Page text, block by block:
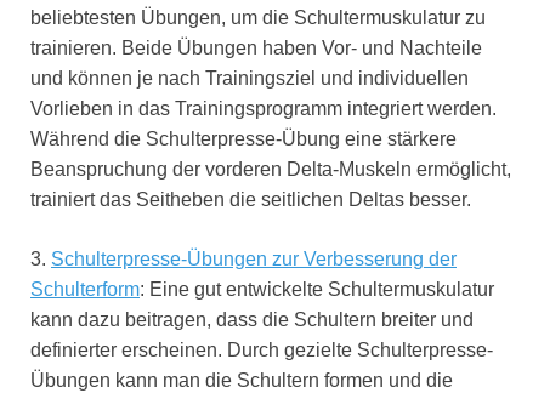
beliebtesten Übungen, um die Schultermuskulatur zu
trainieren. Beide Übungen haben Vor- und Nachteile
und können je nach Trainingsziel und individuellen
Vorlieben in das Trainingsprogramm integriert werden.
Während die Schulterpresse-Übung eine stärkere
Beanspruchung der vorderen Delta-Muskeln ermöglicht,
trainiert das Seitheben die seitlichen Deltas besser.
3. Schulterpresse-Übungen zur Verbesserung der
Schulterform: Eine gut entwickelte Schultermuskulatur
kann dazu beitragen, dass die Schultern breiter und
definierter erscheinen. Durch gezielte Schulterpresse-
Übungen kann man die Schultern formen und die